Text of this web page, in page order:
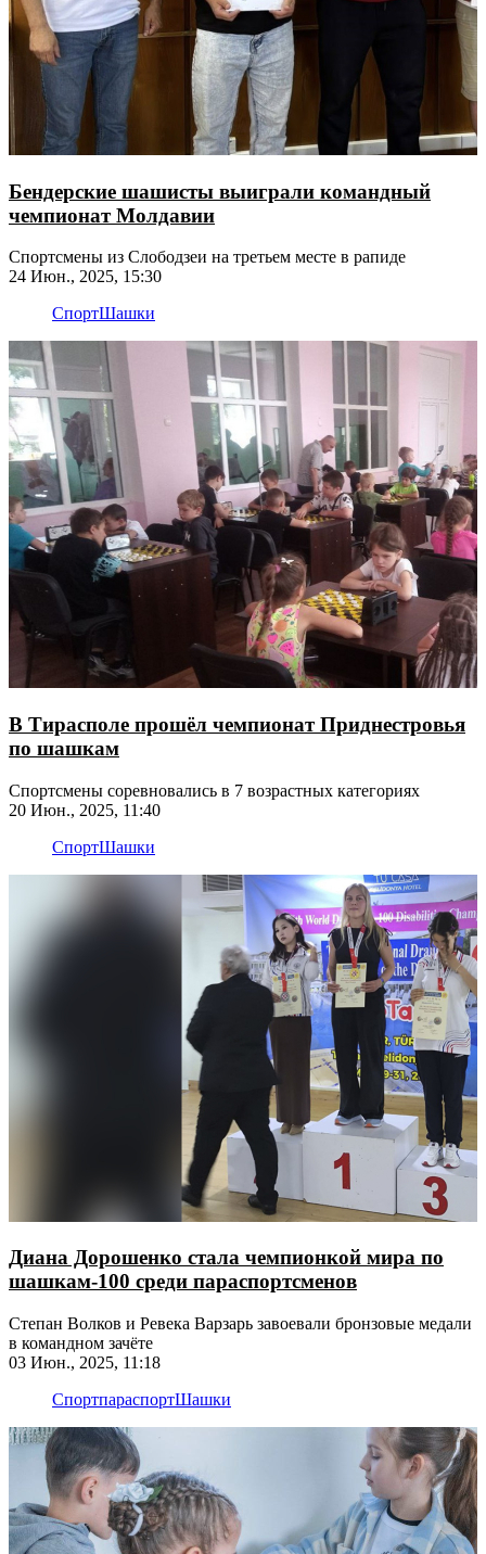
Бендерские шашисты выиграли командный
чемпионат Молдавии
Спортсмены из Слободзеи на третьем месте в рапиде
24 Июн., 2025, 15:30
СпортШашки
В Тирасполе прошёл чемпионат Приднестровья
по шашкам
Спортсмены соревновались в 7 возрастных категориях
20 Июн., 2025, 11:40
СпортШашки
Диана Дорошенко стала чемпионкой мира по
шашкам-100 среди параспортсменов
Степан Волков и Ревека Варзарь завоевали бронзовые медали
в командном зачёте
03 Июн., 2025, 11:18
СпортпараспортШашки